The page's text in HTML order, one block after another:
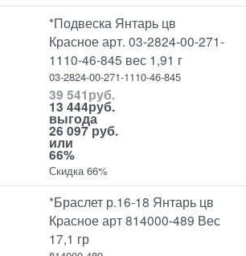
*Подвеска Янтарь цв
Красное арт. 03-2824-00-271-
1110-46-845 вес 1,91 г
03-2824-00-271-1110-46-845
39 541руб.
13 444руб.
выгода
26 097 руб.
или
66%
Скидка 66%
*Браслет р.16-18 Янтарь цв
Красное арт 814000-489 Вес
17,1 гр